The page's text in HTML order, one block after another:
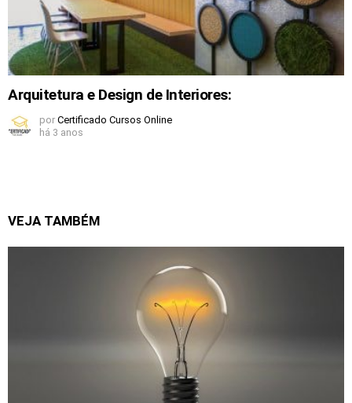
Arquitetura e Design de Interiores:
por Certificado Cursos Online
há 3 anos
VEJA TAMBÉM